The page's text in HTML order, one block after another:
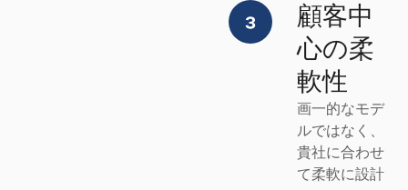
顧客中
心の柔
軟性
画一的なモデ
ルではなく、
貴社に合わせ
て柔軟に設計